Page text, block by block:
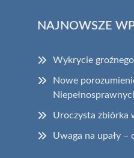
NAJNOWSZE
Wykrycie
Nowe
Uroczysta zbiórka
Uwaga na upały –